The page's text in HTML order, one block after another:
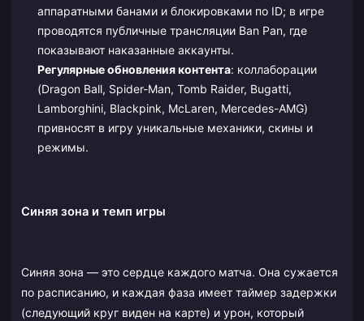
аппаратными банами и блокировками по ID; в игре
проводятся публичные трансляции Ban Pan, где
показывают наказанные аккаунты.
Регулярные обновления контента: коллаборации
(Dragon Ball, Spider-Man, Tomb Raider, Bugatti,
Lamborghini, Blackpink, McLaren, Mercedes-AMG)
привносят в игру уникальные механики, скины и
режимы.
Синяя зона и темп игры
Синяя зона — это сердце каждого матча. Она сужается
по расписанию, и каждая фаза имеет таймер задержки
(следующий круг виден на карте) и урон, который